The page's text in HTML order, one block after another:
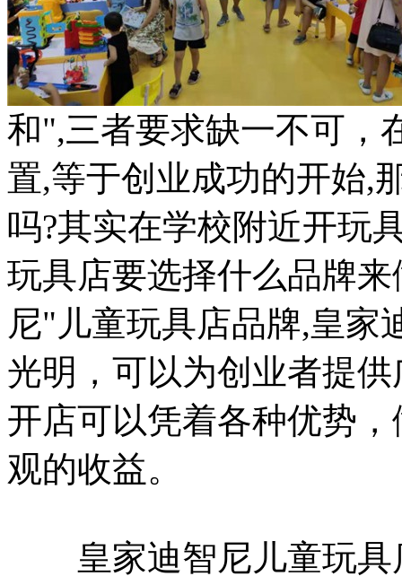
和",三者要求缺一不可，
置,等于创业成功的开始,
吗?其实在学校附近开玩
玩具店要选择什么品牌
尼"儿童玩具店品牌,皇家
光明，可以为创业者提
开店可以凭着各种优势
观的收益。
皇家迪智尼儿童玩具